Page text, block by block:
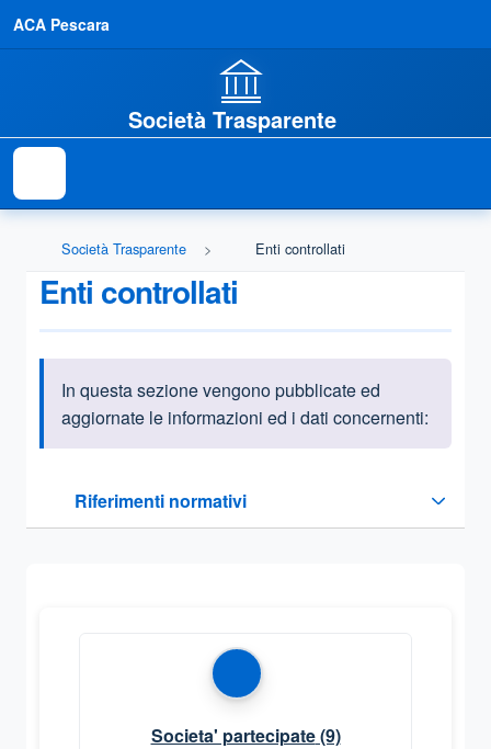
ACA Pescara
Società Trasparente
Società Trasparente Enti controllati
Enti controllati
Informazioni introduttive
In questa sezione vengono pubblicate ed
aggiornate le informazioni ed i dati concernenti:
Riferimenti normativi
Sezione compressa
Societa' partecipate(9)